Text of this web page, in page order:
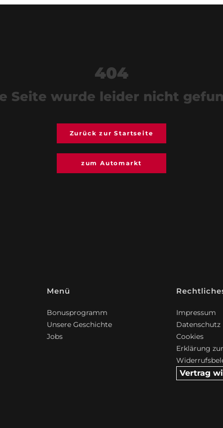
404
Seite wurde leider nicht
Zurück zur Startseite
zum Automarkt
Menü
Bonusprogramm
Unsere Geschichte
Jobs
Impressum
Datenschutz
Cookies
Erklärung
Vertrag